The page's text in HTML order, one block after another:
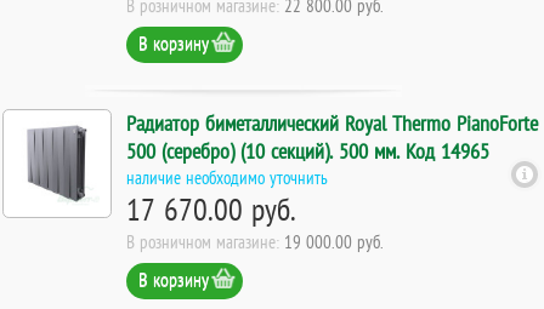
В розничном магазине: 22 800.00 руб.
В корзину
Радиатор биметаллический Royal Thermo PianoForte
500 (серебро) (10 секций). 500 мм. Код 14965
наличие необходимо уточнить
17 670.00 руб.
В розничном магазине: 19 000.00 руб.
В корзину